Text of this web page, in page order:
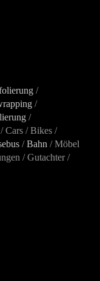
/
/
/
Cars / Bikes /
/Bahn / Möbel
/ Gutachter /